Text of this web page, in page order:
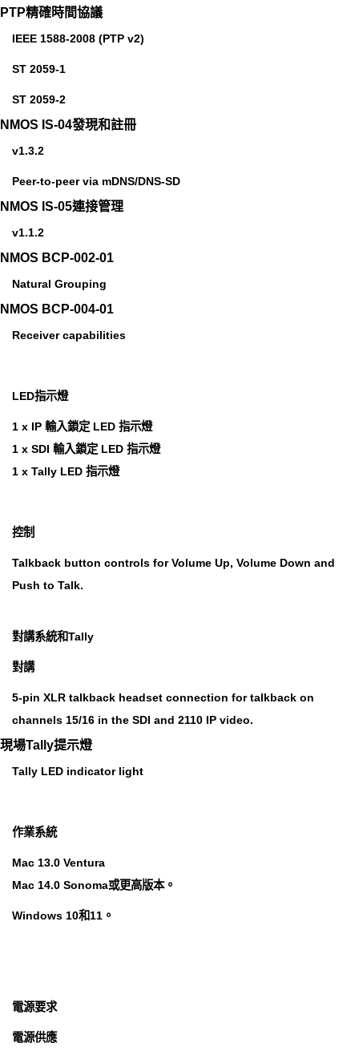
PTP精確時間協議
IEEE 1588-2008 (PTP v2)
ST 2059-1
ST 2059-2
NMOS IS-04發現和註冊
v1.3.2
Peer-to-peer via mDNS/DNS‑SD
NMOS IS-05連接管理
v1.1.2
NMOS BCP-002-01
Natural Grouping
NMOS BCP-004-01
Receiver capabilities
LED指示燈
1 x IP 輸入鎖定 LED 指示燈
1 x SDI 輸入鎖定 LED 指示燈
1 x Tally LED 指示燈
控制
Talkback button controls for Volume Up, Volume Down and
Push to Talk.
對講系統和Tally
對講
5‑pin XLR talkback headset connection for talkback on
channels 15/16 in the SDI and 2110 IP video.
現場Tally提示燈
Tally LED indicator light
作業系統
Mac 13.0 Ventura
Mac 14.0 Sonoma或更高版本。
Windows 10和11。
電源要求
電源供應